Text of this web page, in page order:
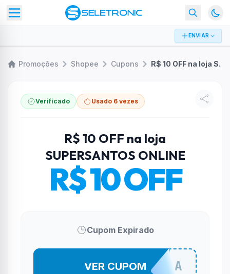
ENVIAR
Promoções Shopee Cupons R$ 10 OFF na loja SUPERSANTOS ONLINE
Verificado Usado 6 vezes
R$ 10 OFF na loja
SUPERSANTOS ONLINE
R$ 10 OFF
Cupom Expirado
SUPE10SA
VER CUPOM